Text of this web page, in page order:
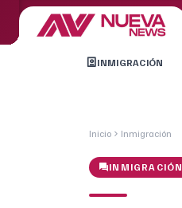
INMIGRACIÓN
Inicio Inmigración
INMIGRACIÓN